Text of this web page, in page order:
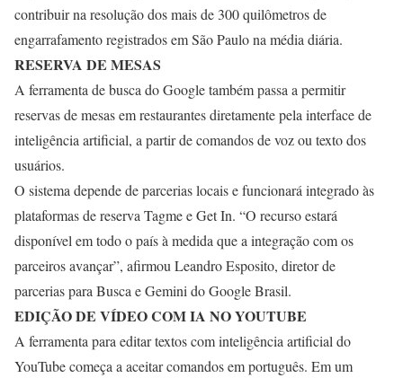
contribuir na resolução dos mais de 300 quilômetros de
engarrafamento registrados em São Paulo na média diária.
RESERVA DE MESAS
A ferramenta de busca do Google também passa a permitir
reservas de mesas em restaurantes diretamente pela interface de
inteligência artificial, a partir de comandos de voz ou texto dos
usuários.
O sistema depende de parcerias locais e funcionará integrado às
plataformas de reserva Tagme e Get In. “O recurso estará
disponível em todo o país à medida que a integração com os
parceiros avançar”, afirmou Leandro Esposito, diretor de
parcerias para Busca e Gemini do Google Brasil.
EDIÇÃO DE VÍDEO COM IA NO YOUTUBE
A ferramenta para editar textos com inteligência artificial do
YouTube começa a aceitar comandos em português. Em um